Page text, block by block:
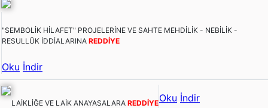
"SEMBOLİK HİLAFET" PROJELERİNE VE SAHTE MEHDİLİK - NEBİLİK -
RESULLÜK İDDİALARINA REDDİYE
Oku İndir
LAİKLİĞE VE LAİK ANAYASALARA REDDİYEOku İndir